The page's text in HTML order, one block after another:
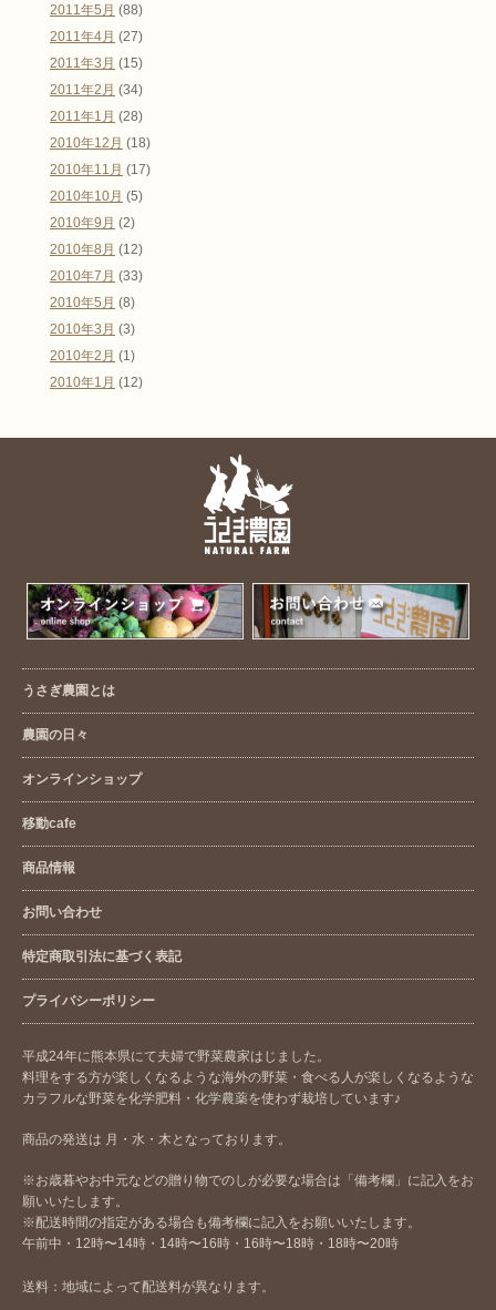
2011年5月 (88)
2011年4月 (27)
2011年3月 (15)
2011年2月 (34)
2011年1月 (28)
2010年12月 (18)
2010年11月 (17)
2010年10月 (5)
2010年9月 (2)
2010年8月 (12)
2010年7月 (33)
2010年5月 (8)
2010年3月 (3)
2010年2月 (1)
2010年1月 (12)
うさぎ農園とは
農園の日々
オンラインショップ
移動cafe
商品情報
お問い合わせ
特定商取引法に基づく表記
プライバシーポリシー
平成24年に熊本県にて夫婦で野菜農家はじました。
料理をする方が楽しくなるような海外の野菜・食べる人が楽しくなるような
カラフルな野菜を化学肥料・化学農薬を使わず栽培しています♪
商品の発送は 月・水・木となっております。
※お歳暮やお中元などの贈り物でのしが必要な場合は「備考欄」に記入をお
願いいたします。
※配送時間の指定がある場合も備考欄に記入をお願いいたします。
午前中・12時〜14時・14時〜16時・16時〜18時・18時〜20時
送料：地域によって配送料が異なります。